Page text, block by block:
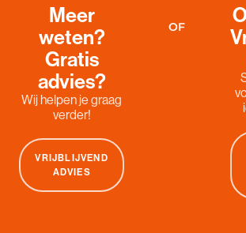
Meer
weten?
Gratis
advies?
Wij helpen je graag
verder!
VRIJBLIJVEND
ADVIES
OF